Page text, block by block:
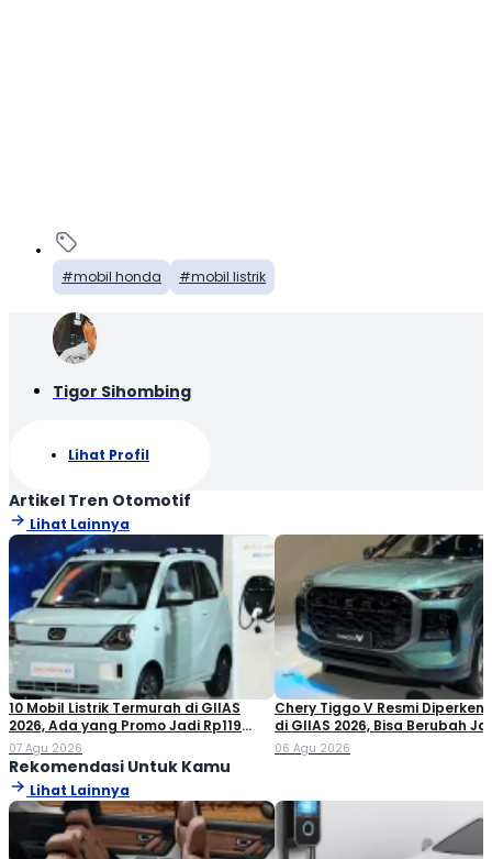
mobil honda mobil listrik
Tigor Sihombing
Lihat Profil
Artikel Tren Otomotif
Lihat Lainnya
10 Mobil Listrik Termurah di GIIAS
2026, Ada yang Promo Jadi Rp119
Jutaan!
07 Agu 2026
Chery Tiggo V Resmi
di GIIAS 2026, Bisa Berubah
Double Cabin
06 Agu 2026
Rekomendasi Untuk Kamu
Lihat Lainnya